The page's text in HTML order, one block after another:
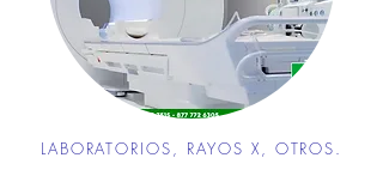
LABORATORIOS, RAYOS X, OTROS.